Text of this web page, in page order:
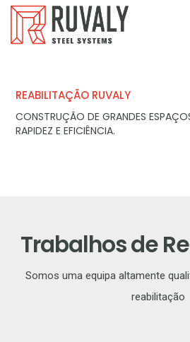
REABILITAÇÃO RUVALY
CONSTRUÇÃO DE GRANDES
RAPIDEZ E EFICIÊNCIA.
Trabalhos de
Somos uma equipa altamente
reabilitação